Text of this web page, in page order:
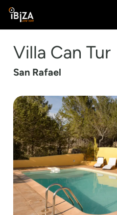
Villa Can Tur
San Rafael